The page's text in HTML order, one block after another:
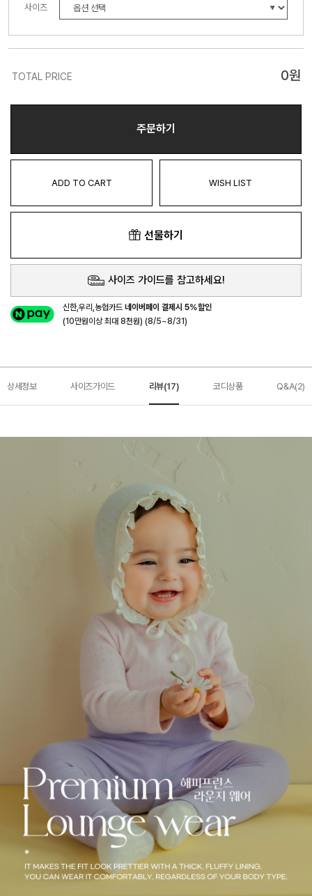
사이즈
TOTAL PRICE 0원
주문하기
ADD TO CART WISH LIST
선물하기
사이즈 가이드를 참고하세요!
신한,우리,농협카드네이버페이 결제시 5%할인
(10만원이상 최대 8천원) (8/5~8/31)
상세정보 사이즈가이드 리뷰(17) 코디상품 Q&A(2)